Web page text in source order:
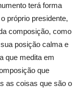
terá forma
próprio presidente,
composição, como
posição calma e
que medita em
que
as coisas que são o